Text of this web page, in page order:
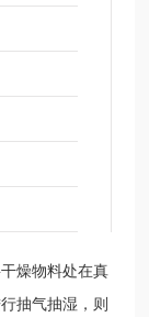
燥物料处在真
抽气抽湿，则